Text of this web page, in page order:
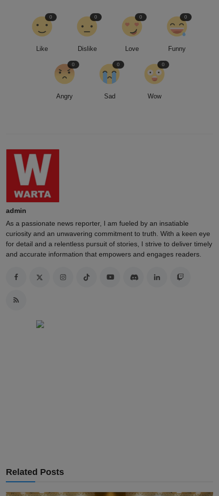
Like
0
Dislike
0
Love
0
Funny
0
Angry
0
Sad
0
Wow
0
admin
As a passionate news reporter, I am fueled by an insatiable
curiosity and an unwavering commitment to truth. With a keen eye
for detail and a relentless pursuit of stories, I strive to deliver timely
and accurate information that empowers and engages readers.
Related Posts